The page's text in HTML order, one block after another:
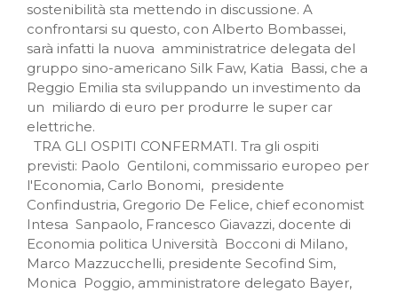
sostenibilità sta mettendo in discussione. A
confrontarsi su questo, con Alberto Bombassei,
sarà infatti la nuova amministratrice delegata del
gruppo sino-americano Silk Faw, Katia Bassi, che a
Reggio Emilia sta sviluppando un investimento da
un miliardo di euro per produrre le super car
elettriche.
TRA GLI OSPITI CONFERMATI. Tra gli ospiti
previsti: Paolo Gentiloni, commissario europeo per
l'Economia, Carlo Bonomi, presidente
Confindustria, Gregorio De Felice, chief economist
Intesa Sanpaolo, Francesco Giavazzi, docente di
Economia politica Università Bocconi di Milano,
Marco Mazzucchelli, presidente Secofind Sim,
Monica Poggio, amministratore delegato Bayer,